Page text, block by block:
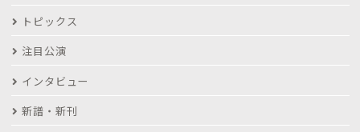
トピックス
注目公演
インタビュー
新譜・新刊